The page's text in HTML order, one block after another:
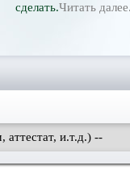
сделать.Читать